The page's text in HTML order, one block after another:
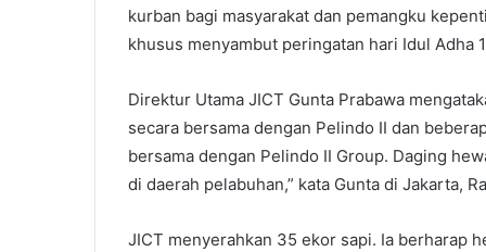
kurban bagi masyarakat dan pemangku
khusus menyambut peringatan hari Idul Adha
Direktur Utama JICT Gunta Prabawa
secara bersama dengan Pelindo II dan
bersama dengan Pelindo II Group. Daging
di daerah pelabuhan,” kata Gunta di Jakarta,
JICT menyerahkan 35 ekor sapi. Ia berharap